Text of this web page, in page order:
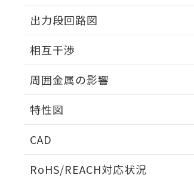
出力段回路図
相互干渉
周囲金属の影響
特性図
CAD
RoHS/REACH対応状況